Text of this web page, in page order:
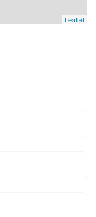
Leaflet